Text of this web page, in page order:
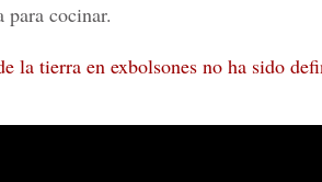
para cocinar.
la tierra en exbolsones no ha sido